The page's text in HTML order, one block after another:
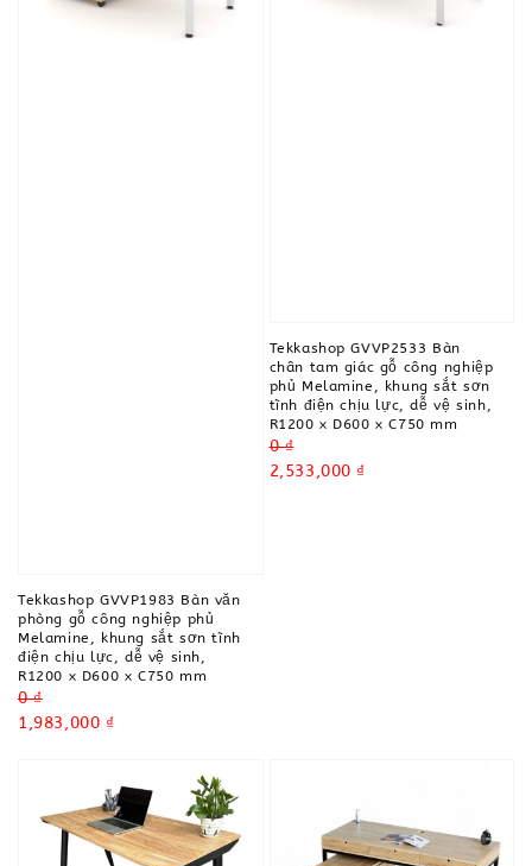
Tekkashop GVVP1983 Bàn văn
phòng gỗ công nghiệp phủ
Melamine, khung sắt sơn tĩnh
điện chịu lực, dễ vệ sinh,
R1200 x D600 x C750 mm
Regular
price
0 ₫
Sale
1,983,000 ₫
Tekkashop GVVP2533 Bàn
chân tam giác gỗ công nghiệp
phủ Melamine, khung sắt sơn
tĩnh điện chịu lực, dễ vệ sinh,
R1200 x D600 x C750 mm
Regular
price
0 ₫
Sale
2,533,000 ₫